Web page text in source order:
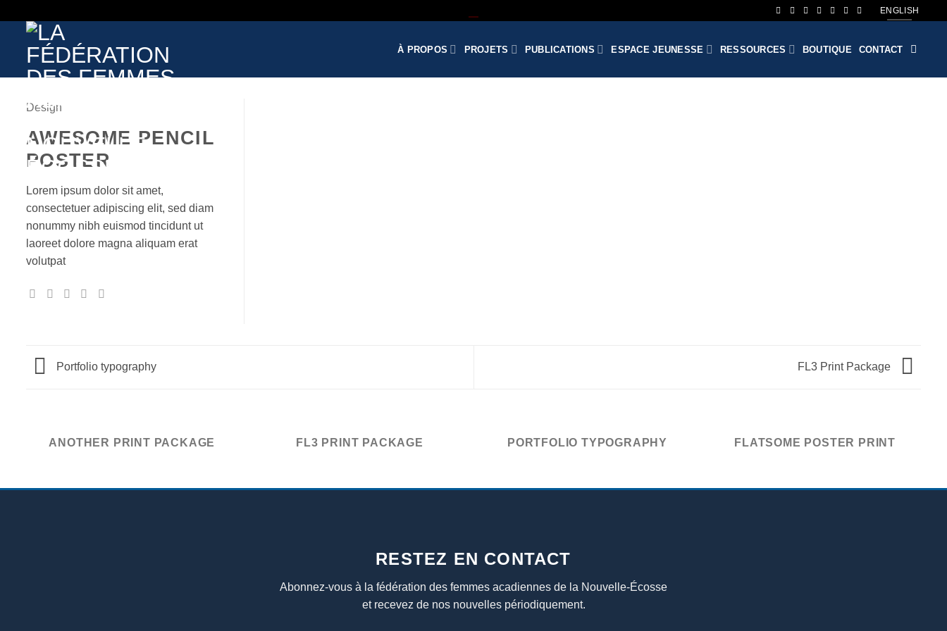
ENGLISH
À PROPOS PROJETS PUBLICATIONS ESPACE JEUNESSE RESSOURCES BOUTIQUE CONTACT
Design
AWESOME PENCIL
POSTER
Lorem ipsum dolor sit amet,
consectetuer adipiscing elit, sed diam
nonummy nibh euismod tincidunt ut
laoreet dolore magna aliquam erat
volutpat
Portfolio typography FL3 Print Package
ANOTHER PRINT PACKAGE FL3 PRINT PACKAGE PORTFOLIO TYPOGRAPHY FLATSOME POSTER PRINT
RESTEZ EN CONTACT
Abonnez-vous à la fédération des femmes acadiennes de la Nouvelle-Écosse
et recevez de nos nouvelles périodiquement.